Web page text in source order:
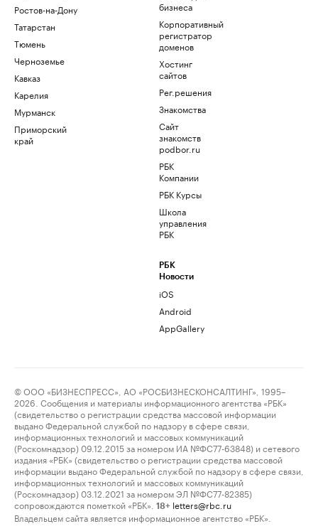
Ростов-на-Дону
Татарстан
Тюмень
Черноземье
Кавказ
Карелия
Мурманск
Приморский
край
бизнеса
Корпоративный
регистратор
доменов
Хостинг
сайтов
Рег.решения
Знакомства
Сайт
знакомств
podbor.ru
РБК
Компании
РБК Курсы
Школа
управления
РБК
РБК
Новости
iOS
Android
AppGallery
© ООО «БИЗНЕСПРЕСС», АО «РОСБИЗНЕСКОНСАЛТИНГ», 1995–
2026. Сообщения и материалы информационного агентства «РБК»
(свидетельство о регистрации средства массовой информации
выдано Федеральной службой по надзору в сфере связи,
информационных технологий и массовых коммуникаций
(Роскомнадзор) 09.12.2015 за номером ИА №ФС77-63848) и сетевого
издания «РБК» (свидетельство о регистрации средства массовой
информации выдано Федеральной службой по надзору в сфере связи,
информационных технологий и массовых коммуникаций
(Роскомнадзор) 03.12.2021 за номером ЭЛ №ФС77-82385)
сопровождаются пометкой «РБК».
18+ letters@rbc.ru
Владельцем сайта является информационное агентство «РБК».